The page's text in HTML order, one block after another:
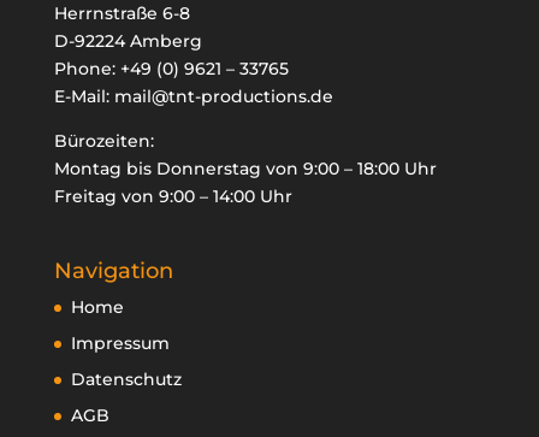
Herrnstraße 6-8
D-92224 Amberg
Phone: +49 (0) 9621 – 33765
E-Mail: mail@tnt-productions.de
Bürozeiten:
Montag bis Donnerstag von 9:00 – 18:00 Uhr
Freitag von 9:00 – 14:00 Uhr
Navigation
Home
Impressum
Datenschutz
AGB